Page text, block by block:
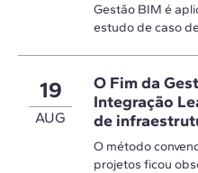
Gestão BIM é
estudo de caso
19
AUG
O Fim da
Integração
de
O método
projetos ficou